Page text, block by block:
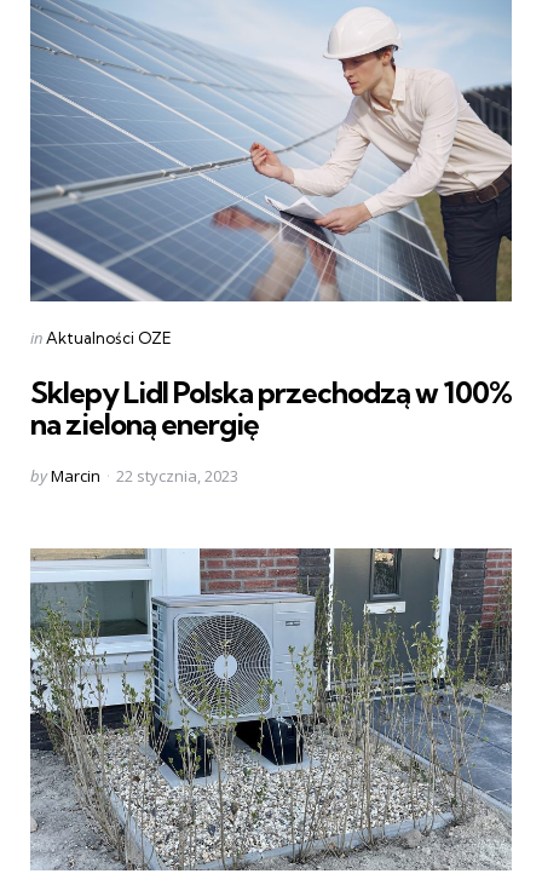
Categories
Posted
inAktualności OZE
Sklepy Lidl Polska przechodzą w 100%
na zieloną energię
Posted
byMarcin 22 stycznia, 2023